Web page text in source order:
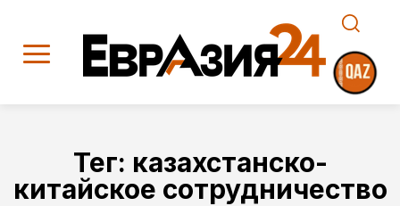
Тег: казахстанско-
китайское сотрудничество